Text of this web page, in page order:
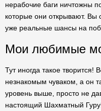
нерабочие баги ничтожны
которые они открывают. Вы
уже реальные шансы на
Мои любимые
Тут иногда такое творится!
незнакомым чуваком, а он
уровень выше, просто не
настоящий Шахматный